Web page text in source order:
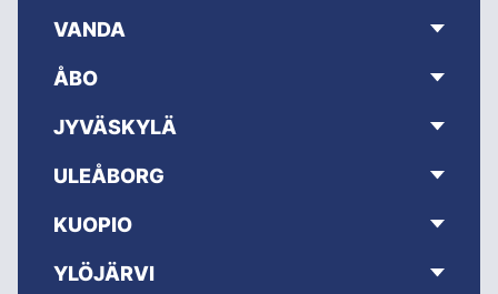
VANDA
ÅBO
JYVÄSKYLÄ
ULEÅBORG
KUOPIO
YLÖJÄRVI